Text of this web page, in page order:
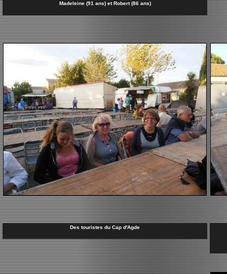
Madeleine (91 ans) et Robert (86 ans)
Des touristes du Cap d'Agde